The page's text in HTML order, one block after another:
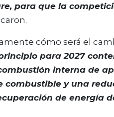
para que la
cómo será el
para 2027
interna de
combustible y una
de energía